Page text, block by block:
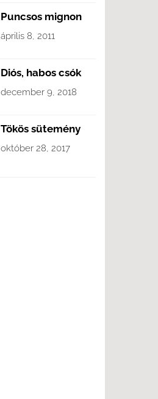
Puncsos mignon
április 8, 2011
Diós, habos csók
december 9, 2018
Tökös sütemény
október 28, 2017